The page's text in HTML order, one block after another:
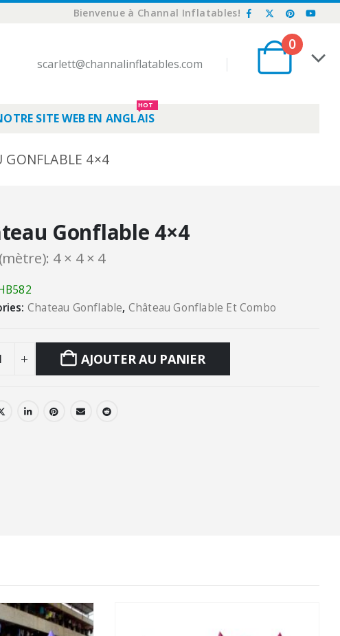
Bienvenue à Channal Inflatables!
scarlett@channalinflatables.com
0
SITE WEB EN ANGLAIS
HOT
GONFLABLE 4×4
Gonflable 4×4
4 × 4 × 4
Chateau Gonflable, Château Gonflable Et Combo
AJOUTER AU PANIER